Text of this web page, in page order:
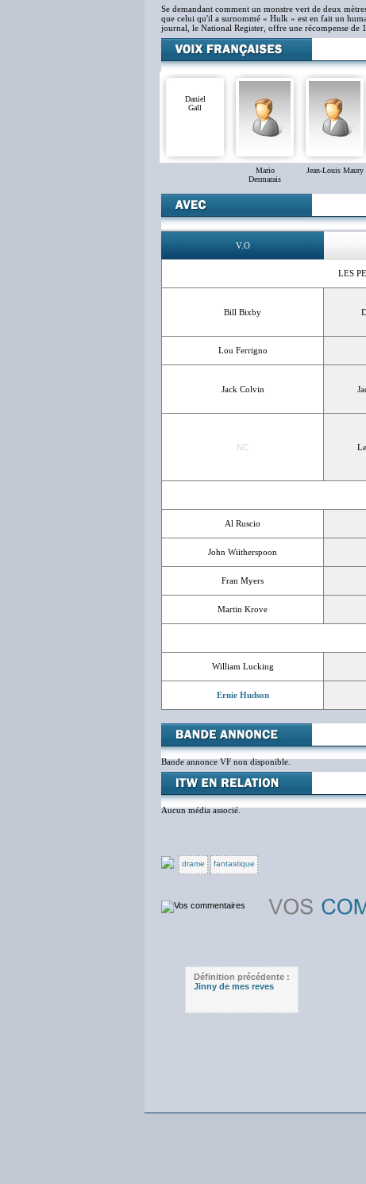
Se demandant comment un monstre vert de deux
que celui qu'il a surnommé « Hulk » est en fait un
journal, le National Register, offre une récompense de
Daniel
Gall
Mario
Desmarais
Jean-Louis Maury
V.O
LES
Bill Bixby
Lou Ferrigno
Jack Colvin
NC
Al Ruscio
John Wiitherspoon
Fran Myers
Martin Krove
William Lucking
Ernie Hudson
Bande annonce VF non disponible.
Aucun média associé.
drame fantastique
Définition précédente :
Jinny de mes reves